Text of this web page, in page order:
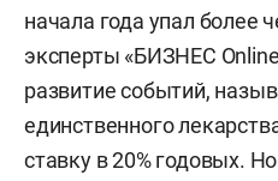
начала года упал более
эксперты «БИЗНЕС
развитие событий,
единственного
ставку в 20% годовых.